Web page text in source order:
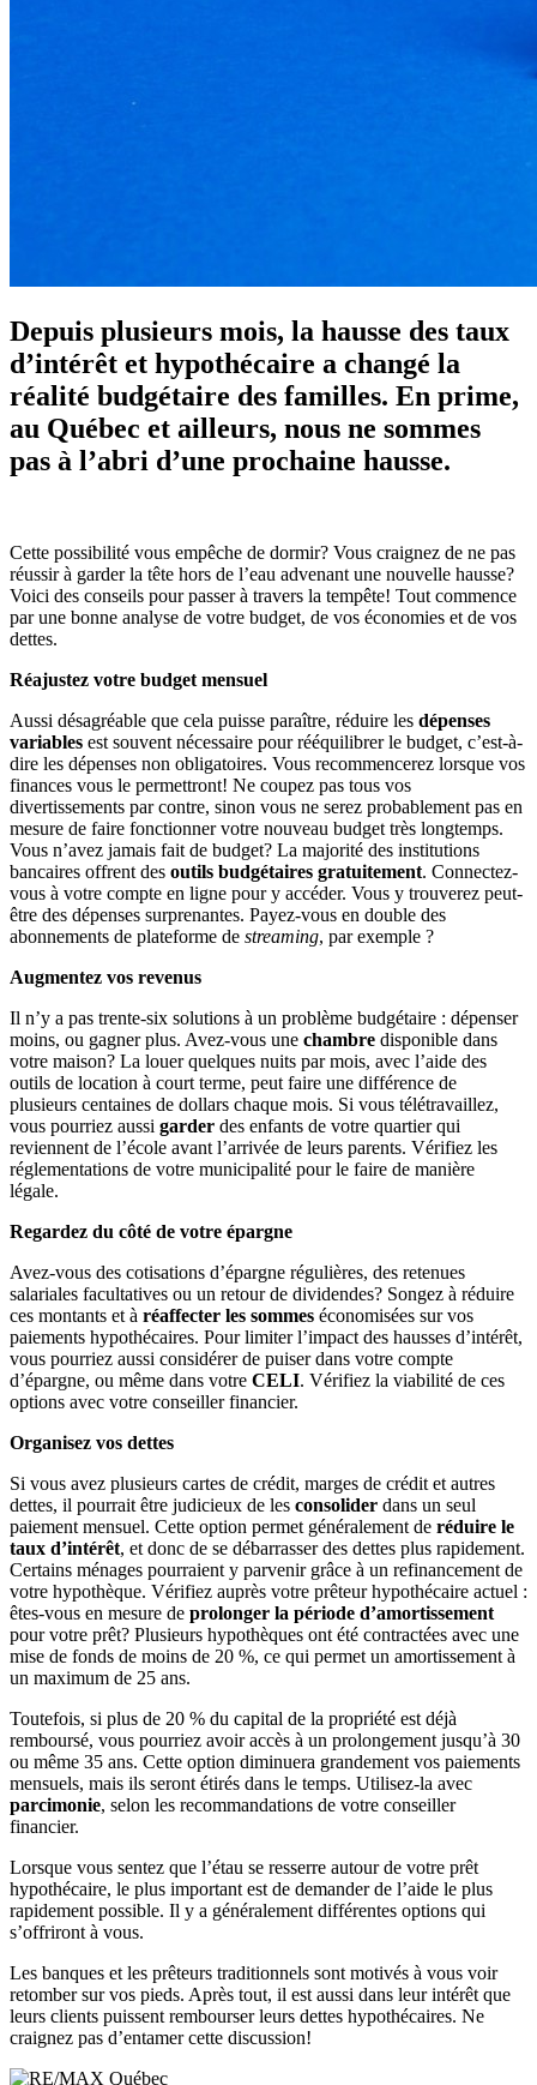
Depuis plusieurs mois, la hausse des taux
d’intérêt et hypothécaire a changé la
réalité budgétaire des familles. En prime,
au Québec et ailleurs, nous ne sommes
pas à l’abri d’une prochaine hausse.
Cette possibilité vous empêche de dormir? Vous craignez de ne pas
réussir à garder la tête hors de l’eau advenant une nouvelle hausse?
Voici des conseils pour passer à travers la tempête! Tout commence
par une bonne analyse de votre budget, de vos économies et de vos
dettes.
Réajustez votre budget mensuel
Aussi désagréable que cela puisse paraître, réduire les dépenses
variables est souvent nécessaire pour rééquilibrer le budget, c’est-à-
dire les dépenses non obligatoires. Vous recommencerez lorsque vos
finances vous le permettront! Ne coupez pas tous vos
divertissements par contre, sinon vous ne serez probablement pas en
mesure de faire fonctionner votre nouveau budget très longtemps.
Vous n’avez jamais fait de budget? La majorité des institutions
bancaires offrent des outils budgétaires gratuitement. Connectez-
vous à votre compte en ligne pour y accéder. Vous y trouverez peut-
être des dépenses surprenantes. Payez-vous en double des
abonnements de plateforme de streaming, par exemple ?
Augmentez vos revenus
Il n’y a pas trente-six solutions à un problème budgétaire : dépenser
moins, ou gagner plus. Avez-vous une chambre disponible dans
votre maison? La louer quelques nuits par mois, avec l’aide des
outils de location à court terme, peut faire une différence de
plusieurs centaines de dollars chaque mois. Si vous télétravaillez,
vous pourriez aussi garder des enfants de votre quartier qui
reviennent de l’école avant l’arrivée de leurs parents. Vérifiez les
réglementations de votre municipalité pour le faire de manière
légale.
Regardez du côté de votre épargne
Avez-vous des cotisations d’épargne régulières, des retenues
salariales facultatives ou un retour de dividendes? Songez à réduire
ces montants et à réaffecter les sommes économisées sur vos
paiements hypothécaires. Pour limiter l’impact des hausses d’intérêt,
vous pourriez aussi considérer de puiser dans votre compte
d’épargne, ou même dans votre CELI. Vérifiez la viabilité de ces
options avec votre conseiller financier.
Organisez vos dettes
Si vous avez plusieurs cartes de crédit, marges de crédit et autres
dettes, il pourrait être judicieux de les consolider dans un seul
paiement mensuel. Cette option permet généralement de réduire le
taux d’intérêt, et donc de se débarrasser des dettes plus rapidement.
Certains ménages pourraient y parvenir grâce à un refinancement de
votre hypothèque. Vérifiez auprès votre prêteur hypothécaire actuel :
êtes-vous en mesure de prolonger la période d’amortissement
pour votre prêt? Plusieurs hypothèques ont été contractées avec une
mise de fonds de moins de 20 %, ce qui permet un amortissement à
un maximum de 25 ans.
Toutefois, si plus de 20 % du capital de la propriété est déjà
remboursé, vous pourriez avoir accès à un prolongement jusqu’à 30
ou même 35 ans. Cette option diminuera grandement vos paiements
mensuels, mais ils seront étirés dans le temps. Utilisez-la avec
parcimonie, selon les recommandations de votre conseiller
financier.
Lorsque vous sentez que l’étau se resserre autour de votre prêt
hypothécaire, le plus important est de demander de l’aide le plus
rapidement possible. Il y a généralement différentes options qui
s’offriront à vous.
Les banques et les prêteurs traditionnels sont motivés à vous voir
retomber sur vos pieds. Après tout, il est aussi dans leur intérêt que
leurs clients puissent rembourser leurs dettes hypothécaires. Ne
craignez pas d’entamer cette discussion!